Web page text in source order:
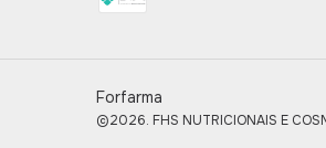
Forfarma
©2026. FHS NUTRICIONAIS E